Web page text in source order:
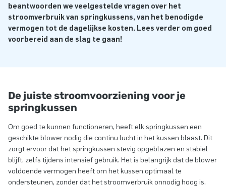
beantwoorden we veelgestelde vragen over het
stroomverbruik van springkussens, van het benodigde
vermogen tot de dagelijkse kosten. Lees verder om goed
voorbereid aan de slag te gaan!
De juiste stroomvoorziening voor je
springkussen
Om goed te kunnen functioneren, heeft elk springkussen een
geschikte blower nodig die continu lucht in het kussen blaast. Dit
zorgt ervoor dat het springkussen stevig opgeblazen en stabiel
blijft, zelfs tijdens intensief gebruik. Het is belangrijk dat de blower
voldoende vermogen heeft om het kussen optimaal te
ondersteunen, zonder dat het stroomverbruik onnodig hoog is.